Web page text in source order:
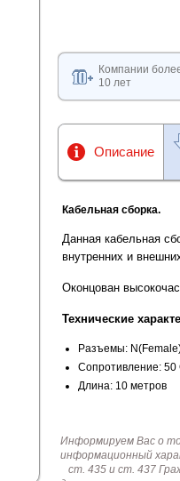
Компании
10 лет
Описание
Кабельная сборка.
Данная кабельная
внутренних и
Оконцован
Технические
Разъемы:
Сопротивление:
Длина: 10 метров
Информируем Вас о
информационный
ст. 435 и ст. 437